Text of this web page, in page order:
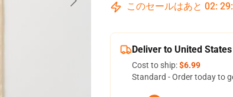
このセールはあと 02: 29
Deliver to United States
Cost to ship:$6.99
Standard - Order today to